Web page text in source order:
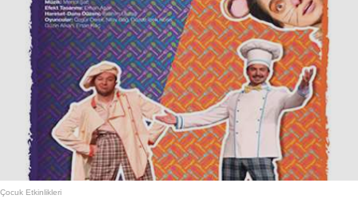
Çocuk Etkinlikleri